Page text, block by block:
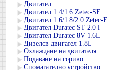
Двигател
Двигател 1.4/1.6 Zetec-SE
Двигател 1.6/1.8/2.0 Zetec-E
Двигател Duratec ST 2.0 l
Двигател Duratec 8V 1.6L
Дизелов двигател 1.8L
Охлаждане на двигателя
Подаване на гориво
Спомагателно устройство